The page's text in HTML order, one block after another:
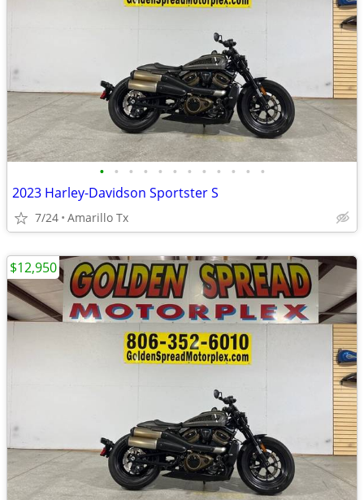
• • • • • • • • • • • •
2023 Harley-Davidson Sportster S
7/24 Amarillo Tx
$12,950